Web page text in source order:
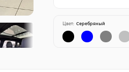
Цвет: Серебряный